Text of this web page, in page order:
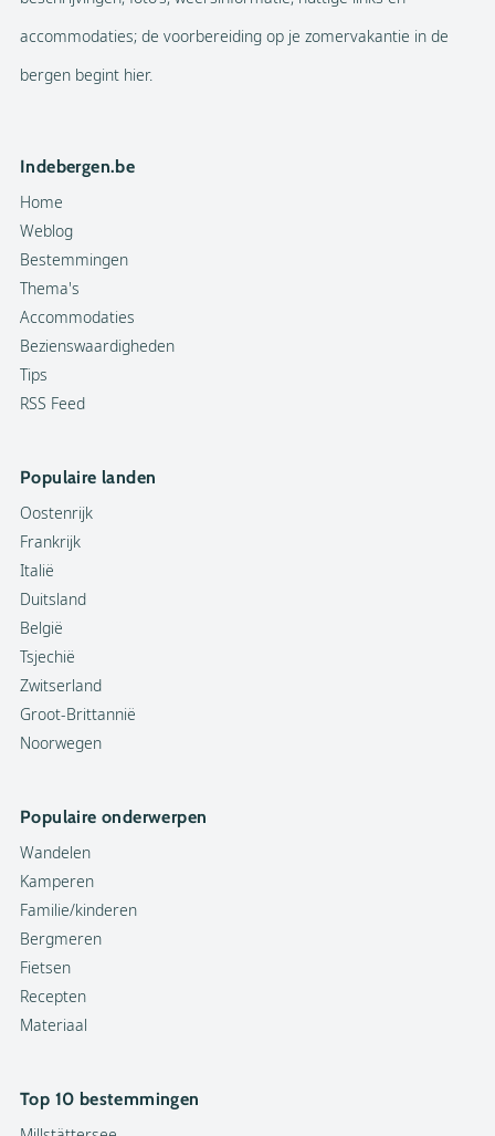
accommodaties; de voorbereiding op je zomervakantie in de
bergen begint hier.
Indebergen.be
Home
Weblog
Bestemmingen
Thema's
Accommodaties
Bezienswaardigheden
Tips
RSS Feed
Populaire landen
Oostenrijk
Frankrijk
Italië
Duitsland
België
Tsjechië
Zwitserland
Groot-Brittannië
Noorwegen
Populaire onderwerpen
Wandelen
Kamperen
Familie/kinderen
Bergmeren
Fietsen
Recepten
Materiaal
Top 10 bestemmingen